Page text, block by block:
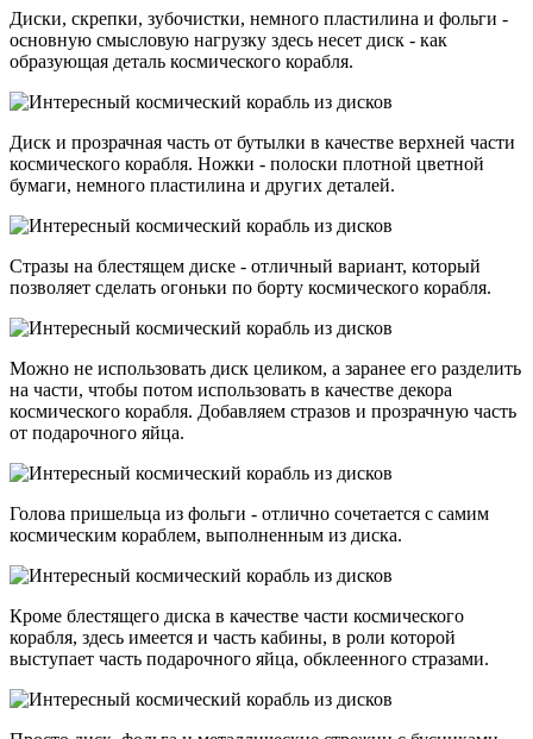
Диски, скрепки, зубочистки, немного пластилина и фольги -
основную смысловую нагрузку здесь несет диск - как
образующая деталь космического корабля.
Диск и прозрачная часть от бутылки в качестве верхней части
космического корабля. Ножки - полоски плотной цветной
бумаги, немного пластилина и других деталей.
Стразы на блестящем диске - отличный вариант, который
позволяет сделать огоньки по борту космического корабля.
Можно не использовать диск целиком, а заранее его разделить
на части, чтобы потом использовать в качестве декора
космического корабля. Добавляем стразов и прозрачную часть
от подарочного яйца.
Голова пришельца из фольги - отлично сочетается с самим
космическим кораблем, выполненным из диска.
Кроме блестящего диска в качестве части космического
корабля, здесь имеется и часть кабины, в роли которой
выступает часть подарочного яйца, обклеенного стразами.